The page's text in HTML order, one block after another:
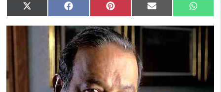
Compartir
en
X
(Twitter)
Compartir
en
Facebook Compartir
en
Pinterest Compartir
en
Email
en